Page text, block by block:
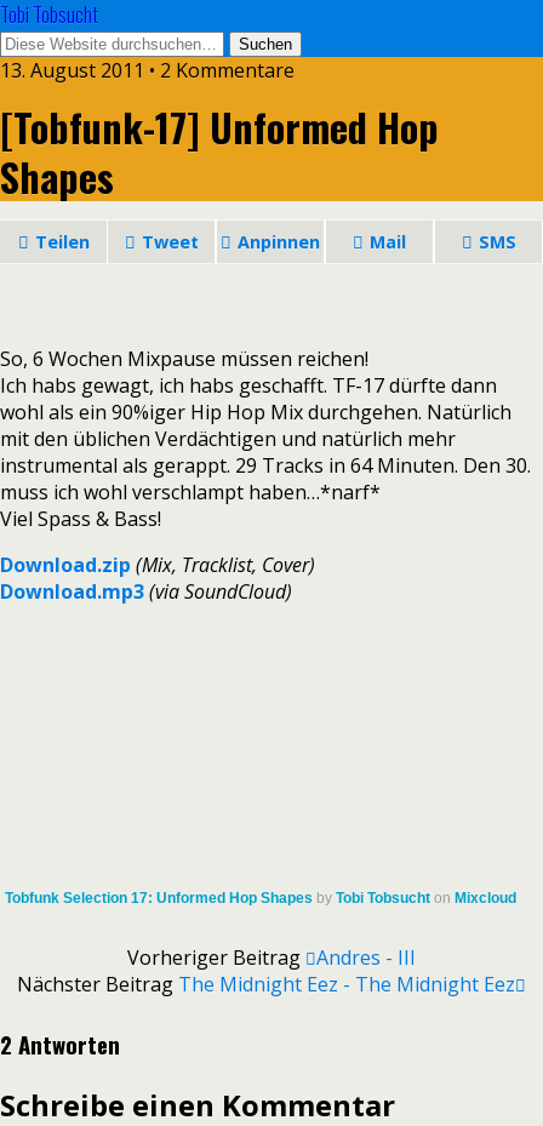
Tobi Tobsucht
13. August 2011 • 2 Kommentare
[Tobfunk-17] Unformed Hop
Shapes
Teilen Tweet Anpinnen Mail SMS
So, 6 Wochen Mixpause müssen reichen!
Ich habs gewagt, ich habs geschafft. TF-17 dürfte dann
wohl als ein 90%iger Hip Hop Mix durchgehen. Natürlich
mit den üblichen Verdächtigen und natürlich mehr
instrumental als gerappt. 29 Tracks in 64 Minuten. Den 30.
muss ich wohl verschlampt haben…*narf*
Viel Spass & Bass!
Download.zip (Mix, Tracklist, Cover)
Download.mp3(via SoundCloud)
Tobfunk Selection 17: Unformed Hop Shapes by Tobi Tobsucht on Mixcloud
Vorheriger Beitrag Andres - III
Nächster Beitrag The Midnight Eez - The Midnight Eez
2 Antworten
Schreibe einen Kommentar